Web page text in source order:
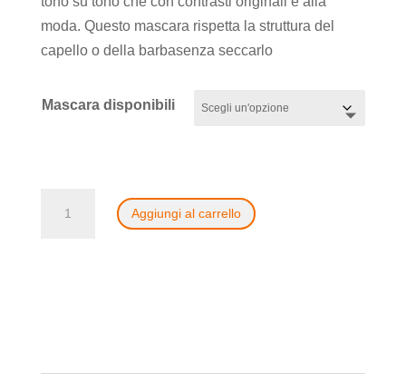
moda. Questo mascara rispetta la struttura del
capello o della barbasenza seccarlo
Mascara disponibili
barbe
Aggiungi al carrello